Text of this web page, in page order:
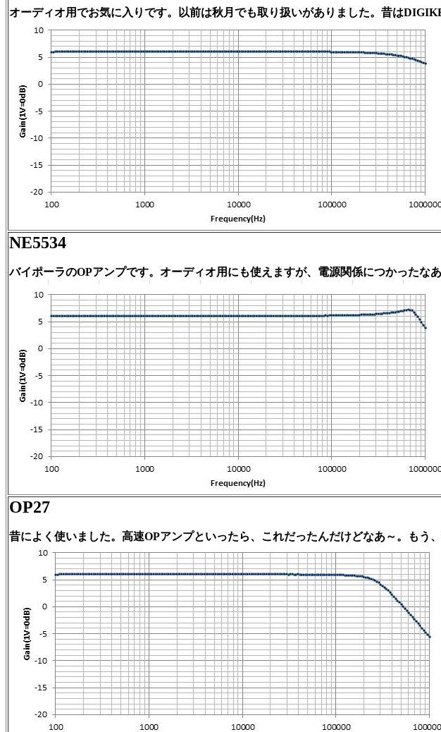
オーディオ用でお気に入りです。以前は秋月でも取り扱いがありました。昔は
NE5534
バイポーラのOPアンプです。オーディオ用にも使えますが、電源関係につかったな
OP27
昔によく使いました。高速OPアンプといったら、これだったんだけどなあ～。もう